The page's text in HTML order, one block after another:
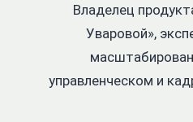
Владелец
Уваровой»,
управленческом и